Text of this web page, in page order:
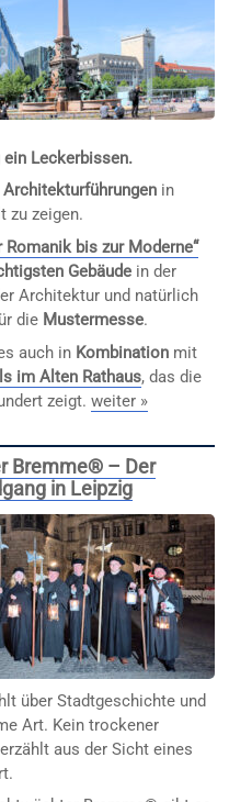
Leckerbissen.
Architekturführungenin
zu zeigen.
bis zur Moderne“
Gebäudein der
Architektur und natürlich
die Mustermesse.
auch in Kombinationmit
im Alten Rathaus, das die
zeigt. weiter »
Bremme® – Der
in Leipzig
über Stadtgeschichte und
Art. Kein trockener
aus der Sicht eines